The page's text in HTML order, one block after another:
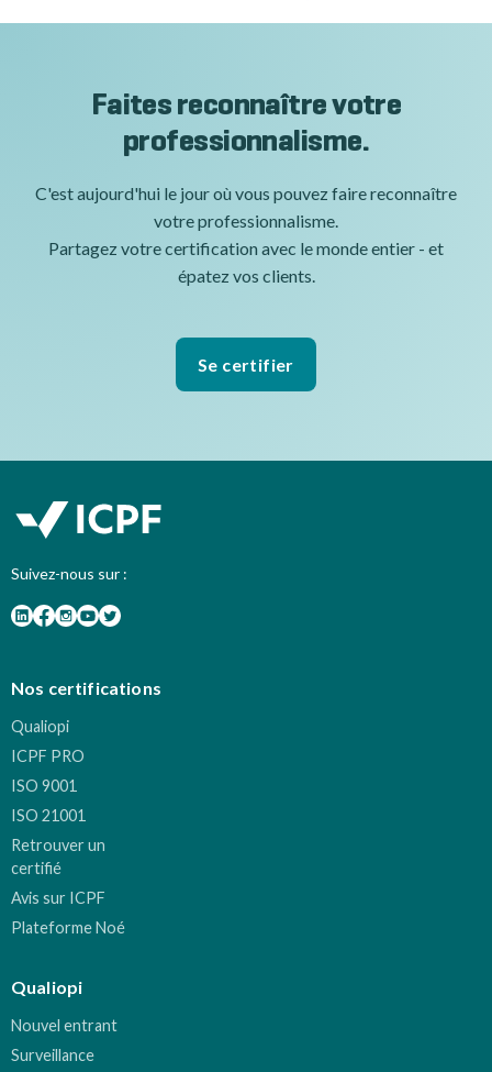
Faites reconnaître votre
professionnalisme.
C'est aujourd'hui le jour où vous pouvez faire reconnaître
votre professionnalisme.
Partagez votre certification avec le monde entier - et
épatez vos clients.
Se certifier
Suivez-nous sur :
Nos certifications
Qualiopi
ICPF PRO
ISO 9001
ISO 21001
Retrouver un
certifié
Avis sur ICPF
Plateforme Noé
Qualiopi
Nouvel entrant
Surveillance